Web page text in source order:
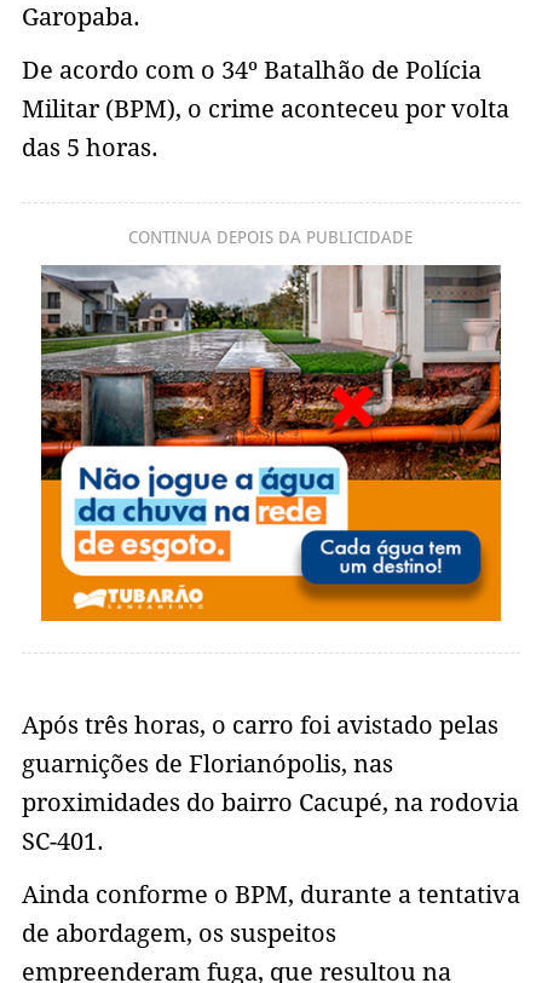
Garopaba.
De acordo com o 34º Batalhão de Polícia
Militar (BPM), o crime aconteceu por volta
das 5 horas.
CONTINUA DEPOIS DA PUBLICIDADE
Após três horas, o carro foi avistado pelas
guarnições de Florianópolis, nas
proximidades do bairro Cacupé, na rodovia
SC-401.
Ainda conforme o BPM, durante a tentativa
de abordagem, os suspeitos
empreenderam fuga, que resultou na